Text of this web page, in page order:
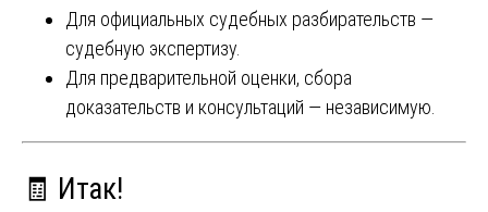
Для официальных судебных разбирательств —
судебную экспертизу.
Для предварительной оценки, сбора
доказательств и консультаций — независимую.
🧾 Итак!